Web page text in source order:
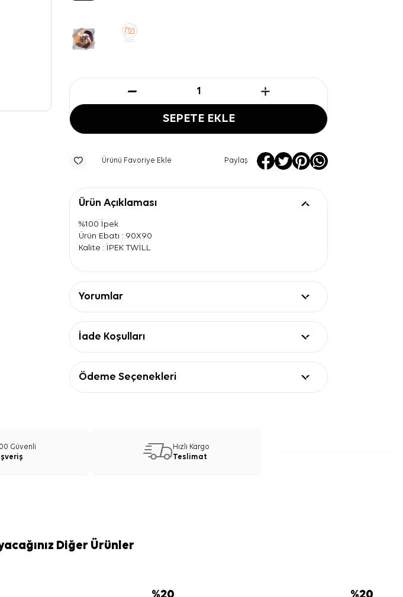
SEPETE EKLE
Ürünü Favoriye Ekle Paylaş
Ürün Açıklaması
%100 İpek
Ürün Ebatı : 90X90
Kalite : İPEK TWİLL
Yorumlar
İade Koşulları
Ödeme Seçenekleri
Güvenli
Hızlı Kargo
Teslimat
Diğer Ürünler